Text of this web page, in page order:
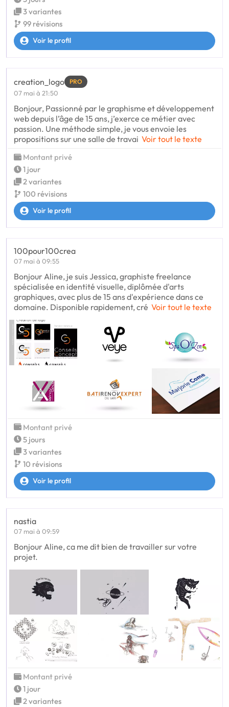
3 variantes
99 révisions
Voir le profil
creation_logo PRO
07 mai à 21:50
Bonjour, Passionné par le graphisme et développement
web depuis l’âge de 15 ans, j’exerce ce métier avec
passion. Une méthode simple, je vous envoie les
propositions sur une salle de travai Voir tout le texte
Montant privé
1 jour
2 variantes
100 révisions
Voir le profil
100pour100crea
07 mai à 09:55
Bonjour Aline, je suis Jessica, graphiste freelance
spécialisée en identité visuelle, diplômée d'arts
graphiques, avec plus de 15 ans d'expérience dans ce
domaine. Disponible rapidement, cré Voir tout le texte
Montant privé
5 jours
3 variantes
10 révisions
Voir le profil
nastia
07 mai à 09:59
Bonjour Aline, ca me dit bien de travailler sur votre
projet.
Montant privé
1 jour
2 variantes